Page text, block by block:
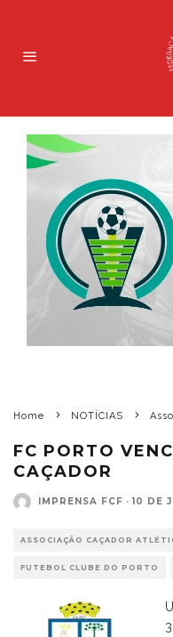
Home NOTÍCIAS
FC PORTO
CAÇADOR
IMPRENSA FCF · 10 DE
ASSOCIAÇÃO CAÇADOR
FUTEBOL CLUBE DO PORTO